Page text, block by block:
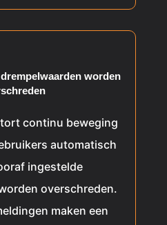
worden
continu beweging
automatisch
ingestelde
overschreden.
maken een